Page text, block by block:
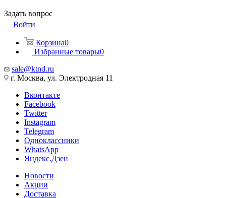
Задать вопрос
Войти
Корзина0
Избранные товары0
sale@ktnd.ru
г. Москва, ул. Электродная 11
Вконтакте
Facebook
Twitter
Instagram
Telegram
Одноклассники
WhatsApp
Яндекс.Дзен
Новости
Акции
Доставка